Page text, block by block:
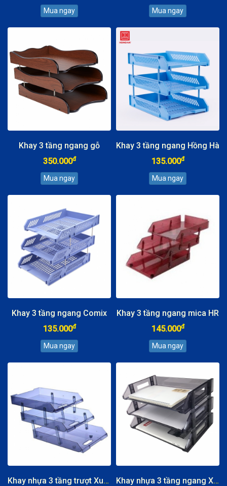
Khay 3 tầng ngang gỗ
350.000đ
Khay 3 tầng ngang Hồng Hà
135.000đ
Khay 3 tầng ngang Comix
135.000đ
Khay 3 tầng ngang mica HR
145.000đ
Khay nhựa 3 tầng trượt Xukiva
Khay nhựa 3 tầng ngang Xukiva